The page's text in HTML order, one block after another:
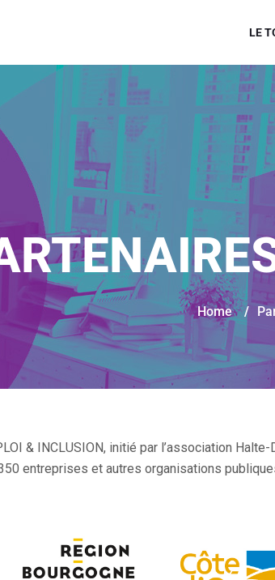
LE
Home /
& INCLUSION, initié par l’association
entreprises et autres organisations